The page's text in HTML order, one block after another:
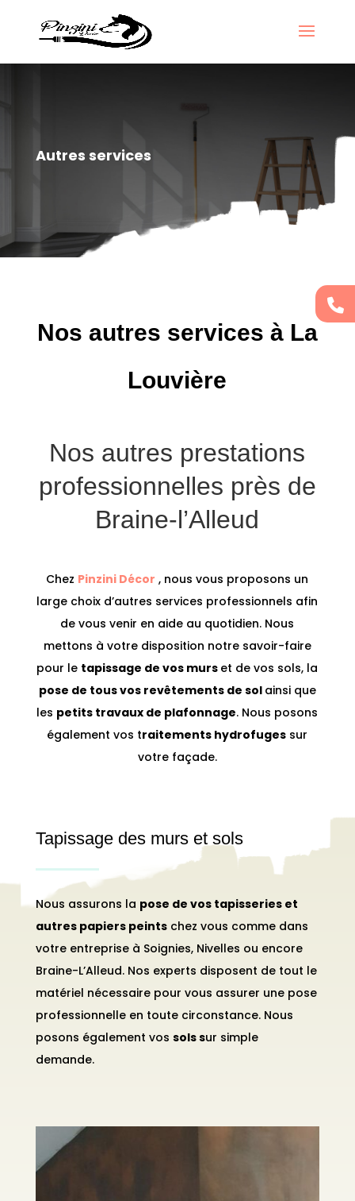
Autres services
Nos autres services à La
Louvière
Nos autres prestations
professionnelles près de
Braine-l’Alleud
Chez Pinzini Décor , nous vous proposons un
large choix d’autres services professionnels afin
de vous venir en aide au quotidien. Nous
mettons à votre disposition notre savoir-faire
pour le tapissage de vos murs et de vos sols, la
pose de tous vos revêtements de sol ainsi que
les petits travaux de plafonnage. Nous posons
également vos traitements hydrofuges sur
votre façade.
Tapissage des murs et sols
Nous assurons la pose de vos tapisseries et
autres papiers peintschez vous comme dans
votre entreprise à Soignies, Nivelles ou encore
Braine-L’Alleud. Nos experts disposent de tout le
matériel nécessaire pour vous assurer une pose
professionnelle en toute circonstance. Nous
posons également vos sols sur simple
demande.